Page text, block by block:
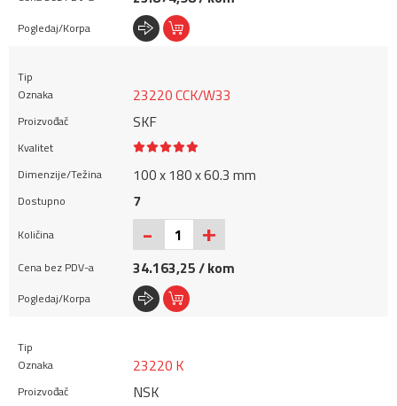
23220 CCK/W33
SKF
100 x 180 x 60.3 mm
7
- +
34.163,25 / kom
23220 K
NSK